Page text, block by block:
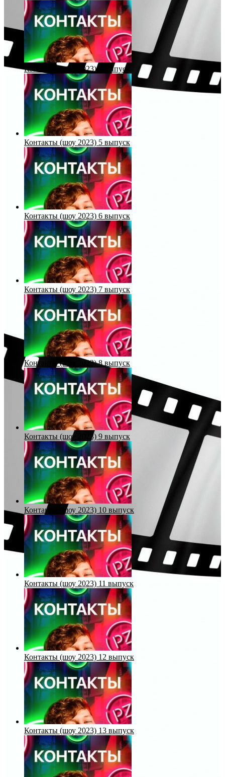
Контакты (шоу 2023) 4 выпуск
Контакты (шоу 2023) 5 выпуск
Контакты (шоу 2023) 6 выпуск
Контакты (шоу 2023) 7 выпуск
Контакты (шоу 2023) 8 выпуск
Контакты (шоу 2023) 9 выпуск
Контакты (шоу 2023) 10 выпуск
Контакты (шоу 2023) 11 выпуск
Контакты (шоу 2023) 12 выпуск
Контакты (шоу 2023) 13 выпуск